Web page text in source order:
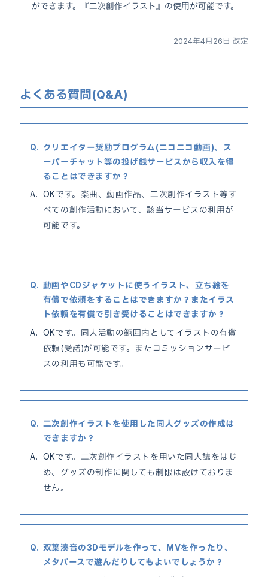
ができます。『二次創作イラスト』の使用が可能です。
2024年4月26日 改定
よくある質問(Q&A)
クリエイター奨励プログラム(ニコニコ動画)、ス
ーパーチャット等の投げ銭サービスから収入を得
ることはできますか？
OKです。楽曲、動画作品、二次創作イラスト等す
べての創作活動において、該当サービスの利用が
可能です。
動画やCDジャケットに使うイラスト、立ち絵を
有償で依頼をすることはできますか？またイラス
ト依頼を有償で引き受けることはできますか？
OKです。同人活動の範囲内としてイラストの有償
依頼(受諾)が可能です。またコミッションサービ
スの利用も可能です。
二次創作イラストを使用した同人グッズの作成は
できますか？
OKです。二次創作イラストを用いた同人誌をはじ
め、グッズの制作に関しても制限は設けておりま
せん。
双葉湊音の3Dモデルを作って、MVを作ったり、
メタバースで遊んだりしてもよいでしょうか？